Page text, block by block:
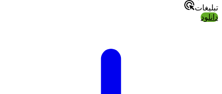
تبلیغات
دانلود